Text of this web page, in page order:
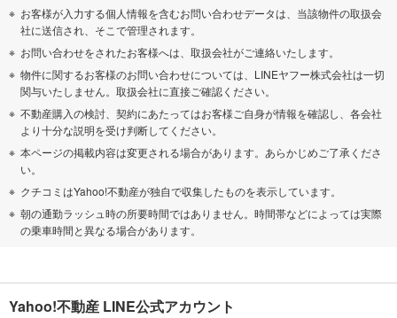
お客様が入力する個人情報を含むお問い合わせデータは、当該物件の取扱会
社に送信され、そこで管理されます。
お問い合わせをされたお客様へは、取扱会社がご連絡いたします。
物件に関するお客様のお問い合わせについては、LINEヤフー株式会社は一切
関与いたしません。取扱会社に直接ご確認ください。
不動産購入の検討、契約にあたってはお客様ご自身が情報を確認し、各会社
より十分な説明を受け判断してください。
本ページの掲載内容は変更される場合があります。あらかじめご了承くださ
い。
クチコミはYahoo!不動産が独自で収集したものを表示しています。
朝の通勤ラッシュ時の所要時間ではありません。時間帯などによっては実際
の乗車時間と異なる場合があります。
Yahoo!不動産 LINE公式アカウント